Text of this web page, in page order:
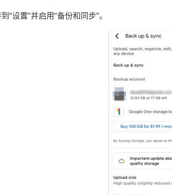
“设置”并启用“备份和同步”。